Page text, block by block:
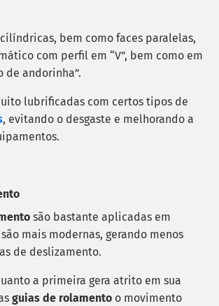
bem como faces paralelas,
com perfil em “V”, bem como em
de andorinha”.
lubrificadas com certos tipos de
, evitando o desgaste e melhorando a
são bastante aplicadas em
mais modernas, gerando menos
de deslizamento.
a primeira gera atrito em sua
guias de rolamento o movimento